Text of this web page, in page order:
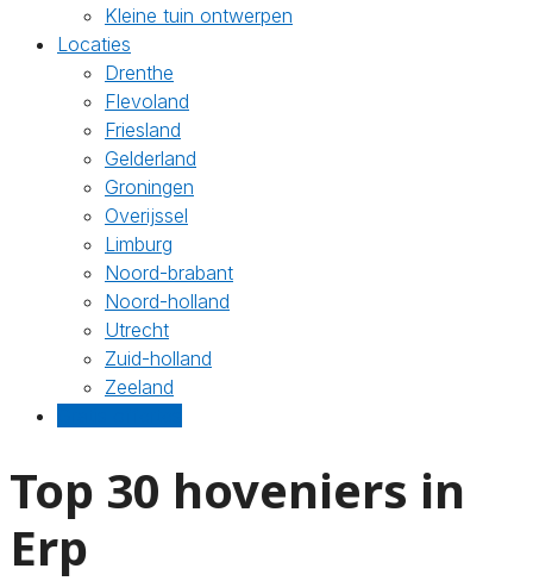
Kleine tuin ontwerpen
Locaties
Drenthe
Flevoland
Friesland
Gelderland
Groningen
Overijssel
Limburg
Noord-brabant
Noord-holland
Utrecht
Zuid-holland
Zeeland
Top 30 hoveniers in
Erp